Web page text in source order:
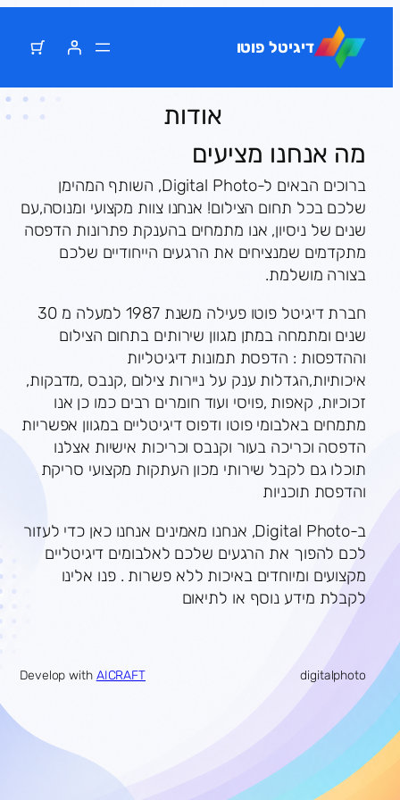
לתוכן
דיגיטל פוטו
אודות
מה אנחנו מציעים
ברוכים הבאים ל-Digital Photo, השותף המהימן
שלכם בכל תחום הצילום! אנחנו צוות מקצועי ומנוסה,עם
שנים של ניסיון, אנו מתמחים בהענקת פתרונות הדפסה
מתקדמים שמנציחים את הרגעים הייחודיים שלכם
בצורה מושלמת.
חברת דיגיטל פוטו פעילה משנת 1987 למעלה מ 30
שנים ומתמחה במתן מגוון שירותים בתחום הצילום
וההדפסות : הדפסת תמונות דיגיטליות
איכותיות,הגדלות ענק על ניירות צילום ,קנבס ,מדבקות,
זכוכיות, קאפות ,פויסי ועוד חומרים רבים כמו כן אנו
מתמחים באלבומי פוטו ודפוס דיגיטליים במגוון אפשריות
הדפסה וכריכה בעור וקנבס וכריכות אישיות אצלנו
תוכלו גם לקבל שירותי מכון העתקות מקצועי סריקת
והדפסת תוכניות
ב-Digital Photo, אנחנו מאמינים אנחנו כאן כדי לעזור
לכם להפוך את הרגעים שלכם לאלבומים דיגיטליים
מקצועים ומיוחדים באיכות ללא פשרות . פנו אלינו
לקבלת מידע נוסף או לתיאום
digitalphoto
Develop withAICRAFT